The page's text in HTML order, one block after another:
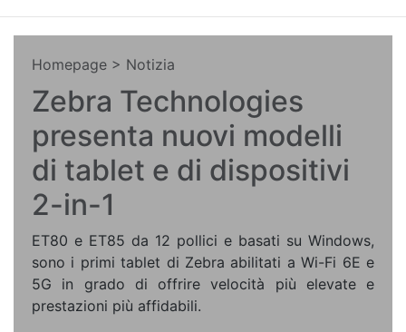
Homepage > Notizia
Zebra Technologies
presenta nuovi modelli
di tablet e di dispositivi
2-in-1
ET80 e ET85 da 12 pollici e basati su Windows,
sono i primi tablet di Zebra abilitati a Wi-Fi 6E e
5G in grado di offrire velocità più elevate e
prestazioni più affidabili.